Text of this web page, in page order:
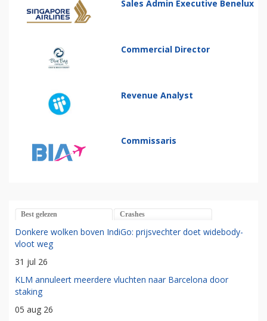
Sales Admin Executive Benelux
Commercial Director
Revenue Analyst
Commissaris
Best gelezen Crashes
Donkere wolken boven IndiGo: prijsvechter doet widebody-
vloot weg
31 jul 26
KLM annuleert meerdere vluchten naar Barcelona door
staking
05 aug 26